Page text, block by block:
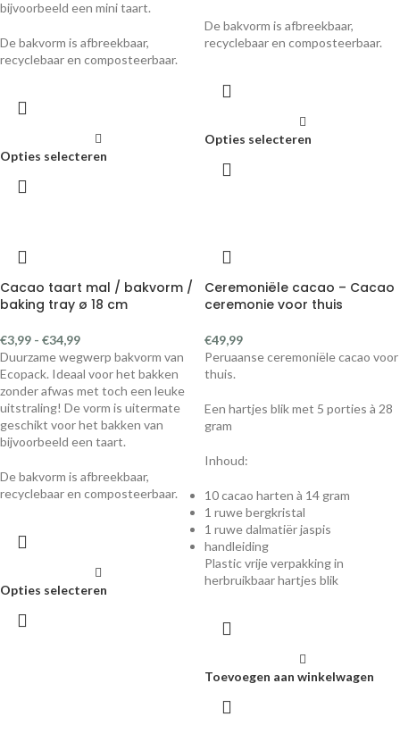
bijvoorbeeld een mini taart.
De bakvorm is afbreekbaar,
recyclebaar en composteerbaar.
Opties selecteren
De bakvorm is afbreekbaar,
recyclebaar en composteerbaar.
Opties selecteren
Cacao taart mal / bakvorm /
baking tray ø 18 cm
€3,99 - €34,99
Duurzame wegwerp bakvorm van
Ecopack. Ideaal voor het bakken
zonder afwas met toch een leuke
uitstraling! De vorm is uitermate
geschikt voor het bakken van
bijvoorbeeld een taart.
De bakvorm is afbreekbaar,
recyclebaar en composteerbaar.
Opties selecteren
Ceremoniële cacao – Cacao
ceremonie voor thuis
€49,99
Peruaanse ceremoniële cacao voor
thuis.
Een hartjes blik met 5 porties à 28
gram
Inhoud:
10 cacao harten à 14 gram
1 ruwe bergkristal
1 ruwe dalmatiër jaspis
handleiding
Plastic vrije verpakking in
herbruikbaar hartjes blik
Toevoegen aan winkelwagen